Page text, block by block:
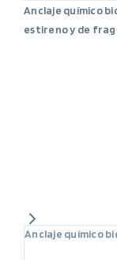
Anclaje químico
estireno y de
Anclaje químico